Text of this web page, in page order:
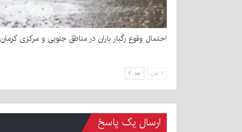
احتمال وقوع رگبار باران در مناطق جنوبی و مرکزی کرمان
قبل بعد
ارسال یک پاسخ